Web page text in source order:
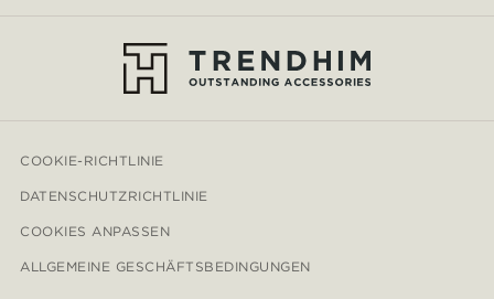
COOKIE-RICHTLINIE
DATENSCHUTZRICHTLINIE
COOKIES ANPASSEN
ALLGEMEINE GESCHÄFTSBEDINGUNGEN